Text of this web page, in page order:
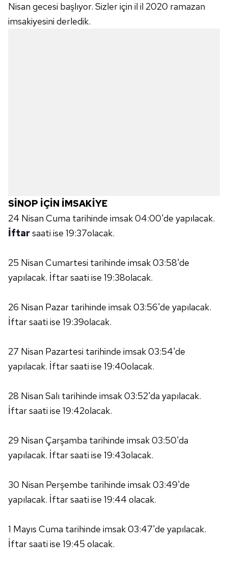
Nisan gecesi başlıyor. Sizler için il il 2020 ramazan
imsakiyesini derledik.
SİNOP İÇİN İMSAKİYE
24 Nisan Cuma tarihinde imsak 04:00'de yapılacak.
İftarsaati ise 19:37olacak.
25 Nisan Cumartesi tarihinde imsak 03:58'de
yapılacak. İftar saati ise 19:38olacak.
26 Nisan Pazar tarihinde imsak 03:56'de yapılacak.
İftar saati ise 19:39olacak.
27 Nisan Pazartesi tarihinde imsak 03:54'de
yapılacak. İftar saati ise 19:40olacak.
28 Nisan Salı tarihinde imsak 03:52'da yapılacak.
İftar saati ise 19:42olacak.
29 Nisan Çarşamba tarihinde imsak 03:50'da
yapılacak. İftar saati ise 19:43olacak.
30 Nisan Perşembe tarihinde imsak 03:49'de
yapılacak. İftar saati ise 19:44 olacak.
1 Mayıs Cuma tarihinde imsak 03:47'de yapılacak.
İftar saati ise 19:45 olacak.